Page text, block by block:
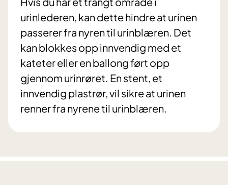
urinlederen, kan dette hindre at urinen
passerer fra nyren til urinblæren. Det
kan blokkes opp innvendig med et
kateter eller en ballong ført opp
gjennom urinrøret. En stent, et
innvendig plastrør, vil sikre at urinen
renner fra nyrene til urinblæren.